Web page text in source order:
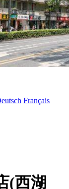
Français
(西湖